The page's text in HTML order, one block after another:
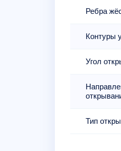
Ребра
Контуры
Угол
Тип